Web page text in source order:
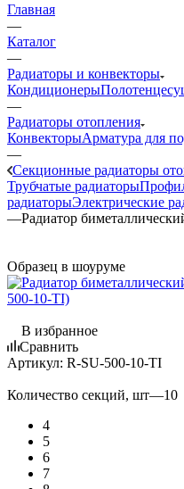
Главная
—
Каталог
—
Радиаторы и конвекторы
Кондиционеры
—
Радиаторы отопления
КонвекторыАрматура для
—
Секционные радиаторы
Трубчатые радиаторы
радиаторыЭлектрические
—Радиатор
Образец в шоуруме
В избранное
Сравнить
Артикул: R-SU-500-10-TI
Количество секций, шт—10
4
5
6
7